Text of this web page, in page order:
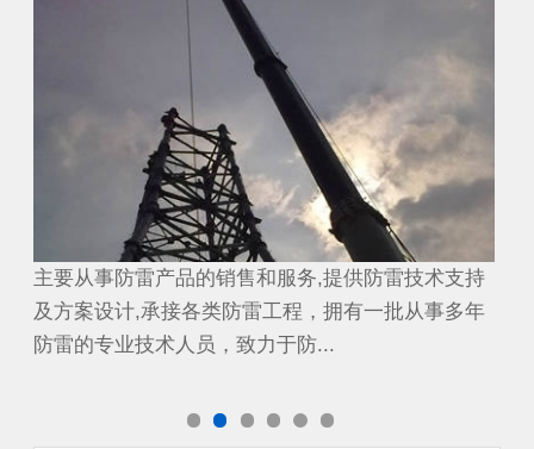
主要从事防雷产品的销售和服务,提供防雷技术支持
及方案设计,承接各类防雷工程，拥有一批从事多年
防雷的专业技术人员，致力于防...